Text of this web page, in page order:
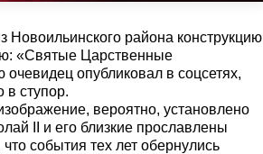
Новоильинского района конструкцию
«Святые Царственные
опубликовал в соцсетях,
в ступор.
вероятно, установлено
II и его близкие прославлены
события тех лет обернулись